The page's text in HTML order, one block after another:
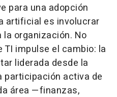
para una adopción
artificial es involucrar
organización. No
TI impulse el cambio: la
liderada desde la
participación activa de
área —finanzas,